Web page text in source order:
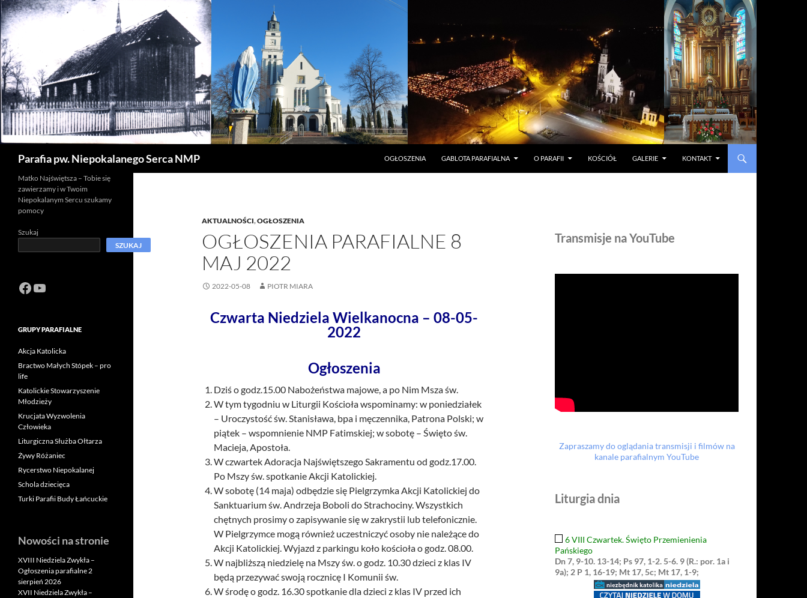
Parafia pw. Niepokalanego Serca NMP
OGŁOSZENIA
GABLOTA PARAFIALNA O PARAFII KOŚCIÓŁ GALERIE KONTAKT
AKTUALNOŚCI,OGŁOSZENIA
OGŁOSZENIA PARAFIALNE 8
MAJ 2022
2022-05-08 PIOTR MIARA
Czwarta Niedziela Wielkanocna – 08-05-
2022
Ogłoszenia
Dziś o godz.15.00 Nabożeństwa majowe, a po Nim Msza św.
W tym tygodniu w Liturgii Kościoła wspominamy: w poniedziałek
– Uroczystość św. Stanisława, bpa i męczennika, Patrona Polski; w
piątek – wspomnienie NMP Fatimskiej; w sobotę – Święto św.
Macieja, Apostoła.
W czwartek Adoracja Najświętszego Sakramentu od godz.17.00.
Po Mszy św. spotkanie Akcji Katolickiej.
W sobotę (14 maja) odbędzie się Pielgrzymka Akcji Katolickiej do
Sanktuarium św. Andrzeja Boboli do Strachociny. Wszystkich
chętnych prosimy o zapisywanie się w zakrystii lub telefonicznie.
W Pielgrzymce mogą również uczestniczyć osoby nie należące do
Akcji Katolickiej. Wyjazd z parkingu koło kościoła o godz. 08.00.
W najbliższą niedzielę na Mszy św. o godz. 10.30 dzieci z klas IV
będą przezywać swoją rocznicę I Komunii św.
W środę o godz. 16.30 spotkanie dla dzieci z klas IV przed ich
Transmisje na YouTube
Zapraszamy do oglądania transmisji i filmów na
kanale parafialnym YouTube
Liturgia dnia
6 VIII Czwartek. Święto Przemienienia
Pańskiego
Dn 7, 9-10. 13-14; Ps 97, 1-2. 5-6. 9 (R.: por. 1a i
9a); 2 P 1, 16-19; Mt 17, 5c; Mt 17, 1-9;
Matko Najświętsza – Tobie się
zawierzamy i w Twoim
Niepokalanym Sercu szukamy
pomocy
Szukaj
SZUKAJ
Facebook
https://www.youtube.com/channel/UCeN8ciSo_a79igwmwNXx2qw
GRUPY PARAFIALNE
Akcja Katolicka
Bractwo Małych Stópek – pro
life
Katolickie Stowarzyszenie
Młodzieży
Krucjata Wyzwolenia
Człowieka
Liturgiczna Służba Ołtarza
Żywy Różaniec
Rycerstwo Niepokalanej
Schola dziecięca
Turki Parafii Budy Łańcuckie
Nowości na stronie
XVIII Niedziela Zwykła –
Ogłoszenia parafialne 2
sierpień 2026
XVII Niedziela Zwykła –